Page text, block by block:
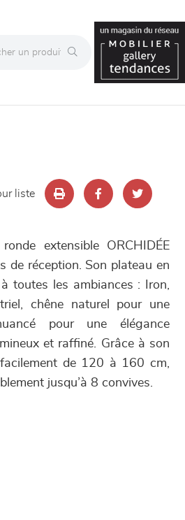
liste
extensible ORCHIDÉE
de réception. Son plateau en
toutes les ambiances : Iron,
chêne naturel pour une
pour une élégance
et raffiné. Grâce à son
facilement de 120 à 160 cm,
jusqu’à 8 convives.